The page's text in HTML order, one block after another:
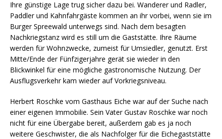
Ihre günstige Lage trug sicher dazu bei. Wanderer und Radler,
Paddler und Kahnfahrgäste kommen an ihr vorbei, wenn sie im
Burger Spreewald unterwegs sind. Nach dem besagten
Nachkriegstanz wird es still um die Gaststätte. Ihre Räume
werden für Wohnzwecke, zumeist für Umsiedler, genutzt. Erst
Mitte/Ende der Fünfzigerjahre gerät sie wieder in den
Blickwinkel für eine mögliche gastronomische Nutzung. Der
Ausflugsverkehr kam wieder auf Vorkriegsniveau.
Herbert Roschke vom Gasthaus Eiche war auf der Suche nach
einer eigenen Immobilie. Sein Vater Gustav Roschke war noch
nicht für eine Übergabe bereit, außerdem gab es ja noch
weitere Geschwister, die als Nachfolger für die Eichegaststätte